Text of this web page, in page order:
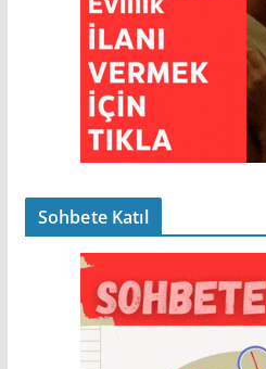
Sohbete Katıl